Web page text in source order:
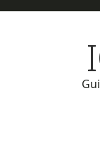
Skip
Skip